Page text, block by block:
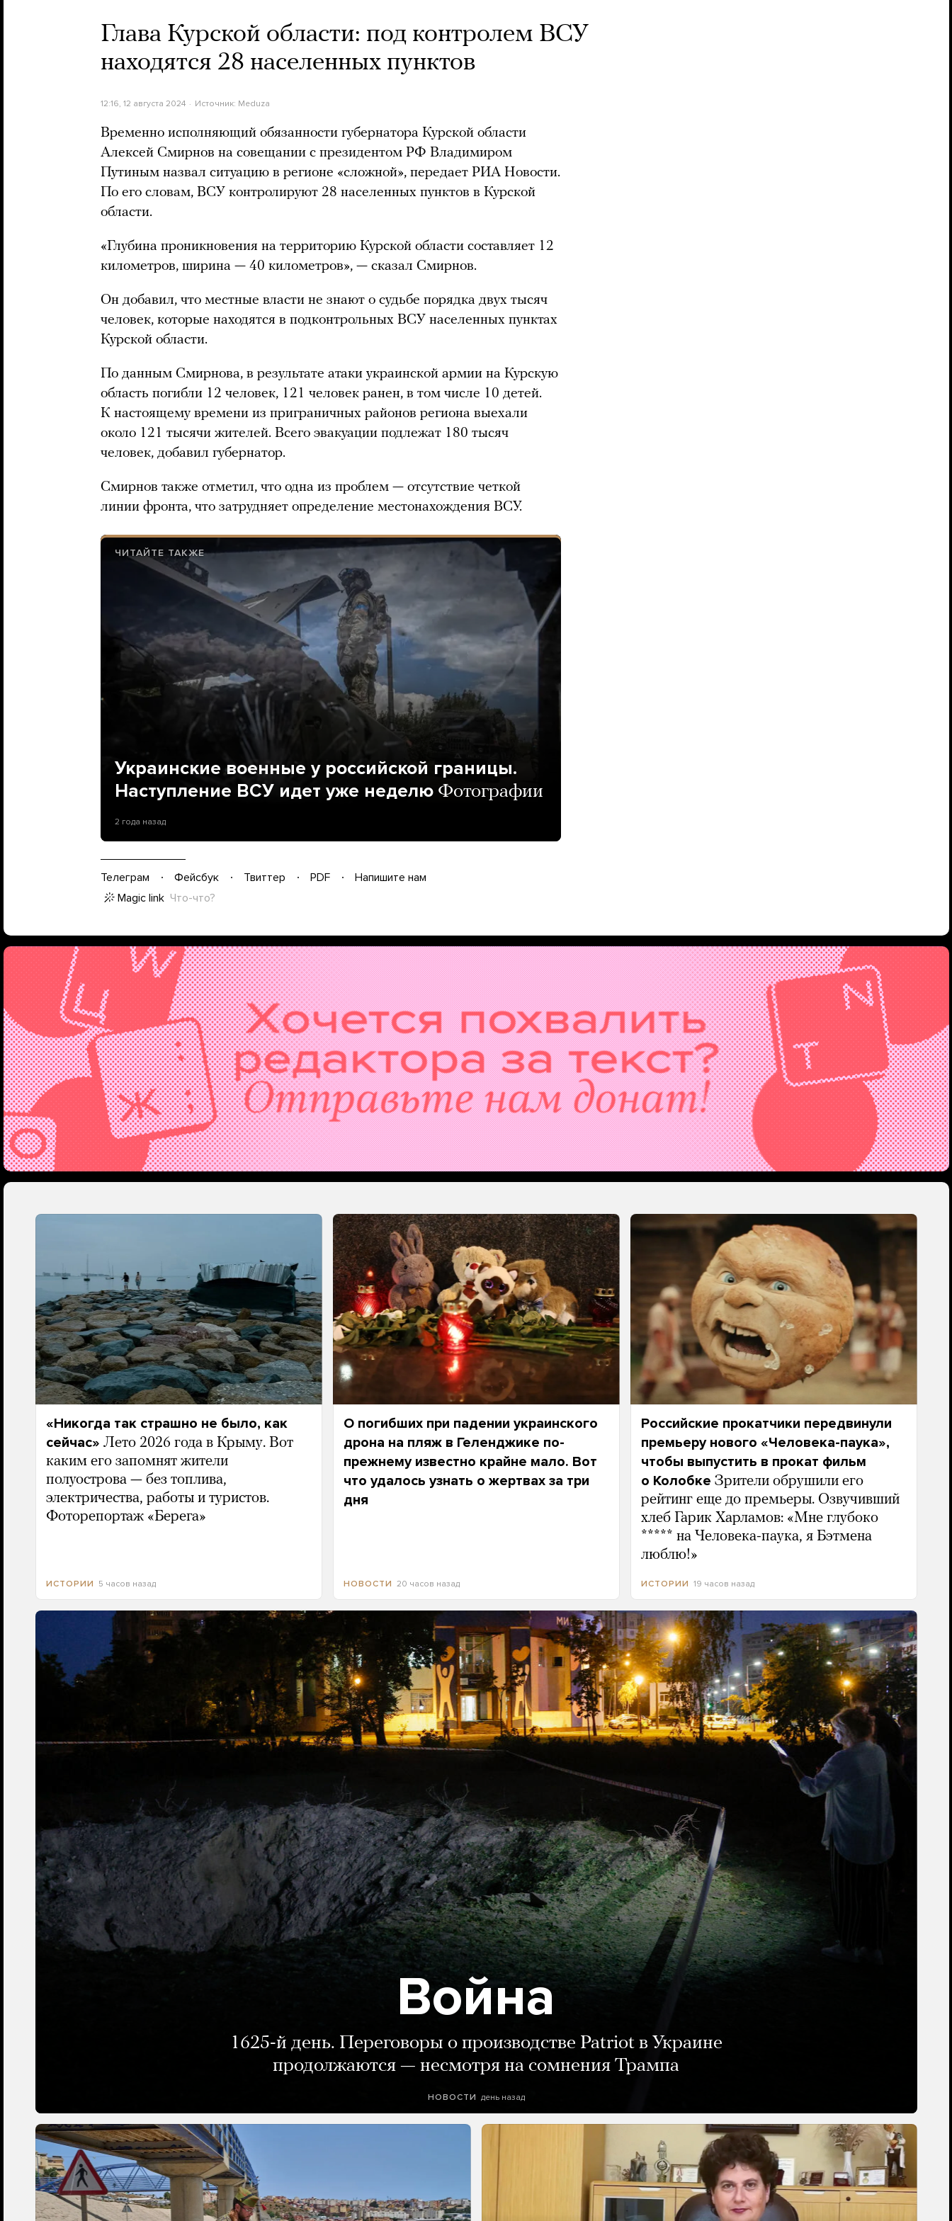
Глава Курской области: под контролем ВСУ
находятся 28 населенных пунктов
12:16, 12 августа 2024 Источник: Meduza
Временно исполняющий обязанности губернатора Курской области
Алексей Смирнов на совещании с президентом РФ Владимиром
Путиным назвал ситуацию в регионе «сложной», передает РИА Новости.
По его словам, ВСУ контролируют 28 населенных пунктов в Курской
области.
«Глубина проникновения на территорию Курской области составляет 12
километров, ширина — 40 километров», — сказал Смирнов.
Он добавил, что местные власти не знают о судьбе порядка двух тысяч
человек, которые находятся в подконтрольных ВСУ населенных пунктах
Курской области.
По данным Смирнова, в результате атаки украинской армии на Курскую
область погибли 12 человек, 121 человек ранен, в том числе 10 детей.
К настоящему времени из приграничных районов региона выехали
около 121 тысячи жителей. Всего эвакуации подлежат 180 тысяч
человек, добавил губернатор.
Смирнов также отметил, что одна из проблем — отсутствие четкой
линии фронта, что затрудняет определение местонахождения ВСУ.
ЧИТАЙТЕ ТАКЖЕ
Украинские военные у российской границы.
Наступление ВСУ идет уже неделю Фотографии
2 года назад
Телеграм Фейсбук Твиттер PDF
Напишите нам
Magic link Что-что?
«Никогда так страшно не было, как
сейчас» Лето 2026 года в Крыму. Вот
каким его запомнят жители
полуострова — без топлива,
электричества, работы и туристов.
Фоторепортаж «Берега»
ИСТОРИИ 5 часов назад
О погибших при падении украинского
дрона на пляж в Геленджике по-
прежнему известно крайне мало. Вот
что удалось узнать о жертвах за три
дня
НОВОСТИ 20 часов назад
Российские прокатчики передвинули
премьеру нового «Человека-паука»,
чтобы выпустить в прокат фильм
о Колобке Зрители обрушили его
рейтинг еще до премьеры. Озвучивший
хлеб Гарик Харламов: «Мне глубоко
***** на Человека-паука, я Бэтмена
люблю!»
ИСТОРИИ 19 часов назад
Война
1625-й день. Переговоры о производстве Patriot в Украине
продолжаются — несмотря на сомнения Трампа
НОВОСТИ день назад